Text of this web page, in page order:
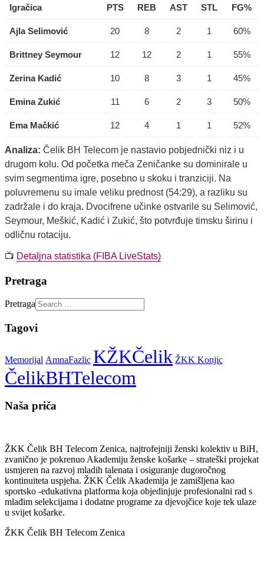
Igračica PTS REB AST STL FG%
Ajla Selimović 20 8 2 1 60%
Brittney Seymour 12 12 2 1 55%
Zerina Kadić 10 8 3 1 45%
Emina Zukić 11 6 2 3 50%
Ema Mačkić 12 4 1 1 52%
Analiza: Čelik BH Telecom je nastavio pobjednički niz i u
drugom kolu. Od početka meča Zeničanke su dominirale u
svim segmentima igre, posebno u skoku i tranziciji. Na
poluvremenu su imale veliku prednost (54:29), a razliku su
zadržale i do kraja. Dvocifrene učinke ostvarile su Selimović,
Seymour, Meškić, Kadić i Zukić, što potvrđuje timsku širinu i
odličnu rotaciju.
📺 Detaljna statistika (FIBA LiveStats)
Pretraga
Pretraga
Tagovi
Memorijal AmnaFazlic KŽKČelik ŽKK Konjic
ČelikBHTelecom
Naša priča
ŽKK Čelik BH Telecom Zenica, najtrofejniji ženski kolektiv u BiH,
zvanično je pokrenuo Akademiju ženske košarke – strateški projekat
usmjeren na razvoj mladih talenata i osiguranje dugoročnog
kontinuiteta uspjeha. ŽKK Čelik Akademija je zamišljena kao
sportsko -edukativna platforma koja objedinjuje profesionalni rad s
mlađim selekcijama i dodatne programe za djevojčice koje tek ulaze
u svijet košarke.
ŽKK Čelik BH Telecom Zenica